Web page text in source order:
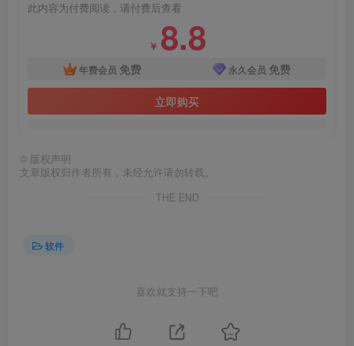
此内容为付费阅读，请付费后查看
￥ 8.8
年费会员 免费 永久会员 免费
立即购买
© 版权声明
文章版权归作者所有，未经允许请勿转载。
THE END
软件
喜欢就支持一下吧